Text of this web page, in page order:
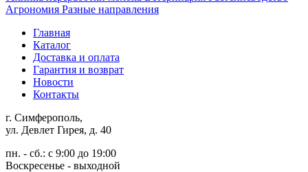
Агрономия Разные направления
Главная
Каталог
Доставка и оплата
Гарантия и возврат
Новости
Контакты
г. Симферополь,
ул. Девлет Гирея, д. 40
пн. - сб.: с 9:00 до 19:00
Воскресенье - выходной